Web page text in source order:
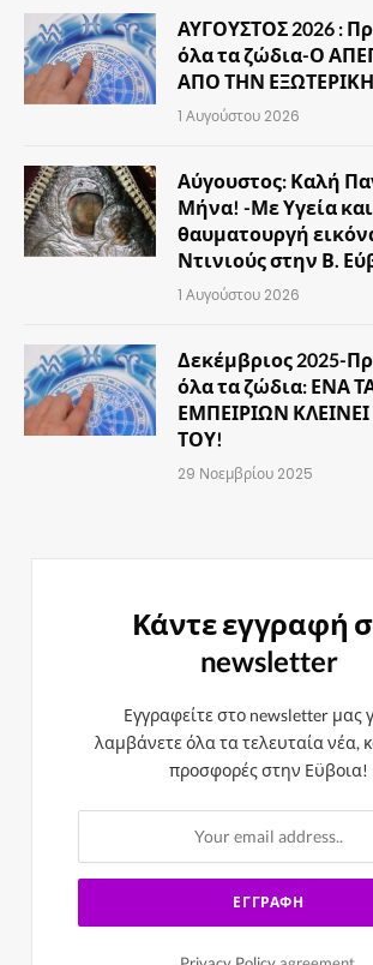
ΑΥΓΟΥΣΤΟΣ 2026 :
όλα τα ζώδια-Ο
ΑΠΟ ΤΗΝ
1 Αυγούστου 2026
Αύγουστος: Καλή
Μήνα! -Με Υγεία
θαυματουργή
Ντινιούς στην Β.
1 Αυγούστου 2026
Δεκέμβριος 2025-
όλα τα ζώδια: ΕΝΑ
ΕΜΠΕΙΡΙΩΝ
ΤΟΥ!
29 Νοεμβρίου 2025
Κάντε εγγραφή
newsletter
Εγγραφείτε στο newsletter μας
λαμβάνετε όλα τα τελευταία νέα,
προσφορές στην Εϋβοια!